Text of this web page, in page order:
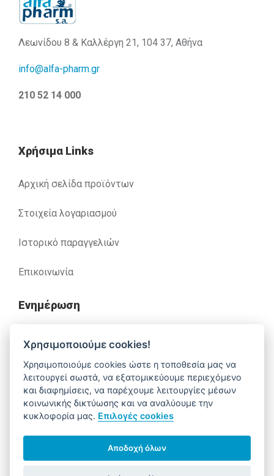
Λεωνίδου 8 & Καλλέργη 21, 104 37, Αθήνα
info@alfa-pharm.gr
210 52 14 000
Χρήσιμα Links
Αρχική σελίδα προϊόντων
Στοιχεία λογαριασμού
Ιστορικό παραγγελιών
Επικοινωνία
Ενημέρωση
Ανακλήσεις
Βοήθεια
Έχετε απορίες. Χρειάζεστε βοήθεια;
210 52 14 037 support@alfa-pharm.gr
Χρησιμοποιούμε cookies!
Χρησιμοποιούμε cookies ώστε η τοποθεσία μας να
λειτουργεί σωστά, να εξατομικεύουμε περιεχόμενο
και διαφημίσεις, να παρέχουμε λειτουργίες μέσων
κοινωνικής δικτύωσης και να αναλύουμε την
κυκλοφορία μας. Επιλογές cookies
Αποδοχή όλων